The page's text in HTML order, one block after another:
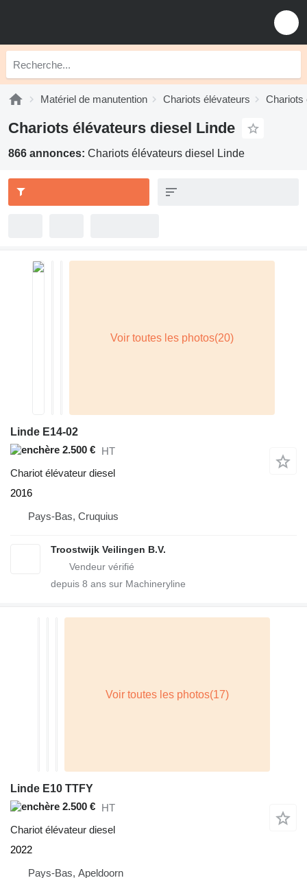
Matériel de manutention Chariots élévateurs Chariots
Chariots élévateurs diesel Linde
866 annonces: Chariots élévateurs diesel Linde
Linde E14-02
2.500 € HT
Chariot élévateur diesel
2016
Pays-Bas, Cruquius
Troostwijk Veilingen B.V.
depuis 8 ans sur Machineryline
Linde E10 TTFY
2.500 € HT
Chariot élévateur diesel
2022
Pays-Bas, Apeldoorn